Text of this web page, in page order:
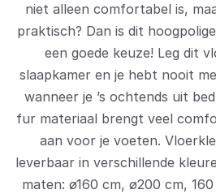
niet alleen comfortabel is,
praktisch? Dan is dit
een goede keuze! Leg dit
slaapkamer en je hebt nooit
wanneer je ’s ochtends uit
fur materiaal brengt veel
aan voor je voeten.
leverbaar in verschillende
maten: ø160 cm, ø200 cm,